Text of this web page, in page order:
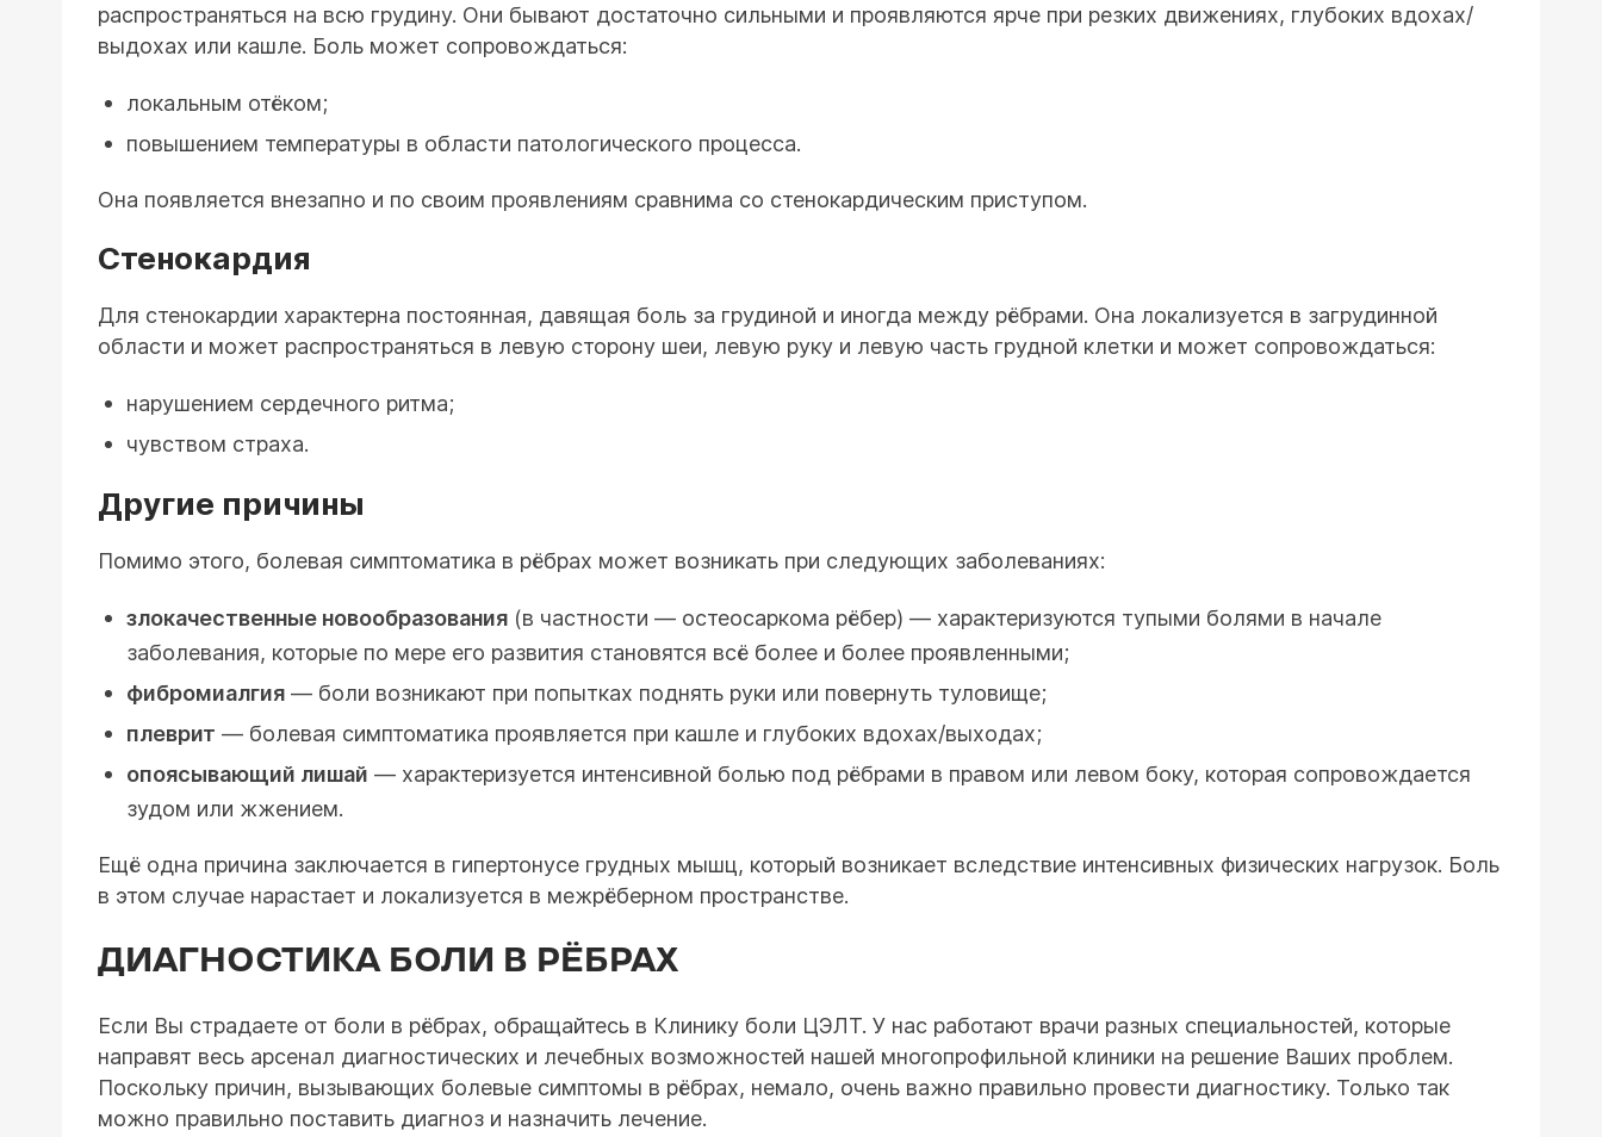
распространяться на всю грудину. Они бывают достаточно сильными и проявляются ярче при резких движениях, глубоких вдохах/
выдохах или кашле. Боль может сопровождаться:
локальным отёком;
повышением температуры в области патологического процесса.
Она появляется внезапно и по своим проявлениям сравнима со стенокардическим приступом.
Стенокардия
Для стенокардии характерна постоянная, давящая боль за грудиной и иногда между рёбрами. Она локализуется в загрудинной
области и может распространяться в левую сторону шеи, левую руку и левую часть грудной клетки и может сопровождаться:
нарушением сердечного ритма;
чувством страха.
Другие причины
Помимо этого, болевая симптоматика в рёбрах может возникать при следующих заболеваниях:
злокачественные новообразования (в частности — остеосаркома рёбер) — характеризуются тупыми болями в начале
заболевания, которые по мере его развития становятся всё более и более проявленными;
фибромиалгия — боли возникают при попытках поднять руки или повернуть туловище;
плеврит — болевая симптоматика проявляется при кашле и глубоких вдохах/выходах;
опоясывающий лишай — характеризуется интенсивной болью под рёбрами в правом или левом боку, которая сопровождается
зудом или жжением.
Ещё одна причина заключается в гипертонусе грудных мышц, который возникает вследствие интенсивных физических нагрузок. Боль
в этом случае нарастает и локализуется в межрёберном пространстве.
ДИАГНОСТИКА БОЛИ В РЁБРАХ
Если Вы страдаете от боли в рёбрах, обращайтесь в Клинику боли ЦЭЛТ. У нас работают врачи разных специальностей, которые
направят весь арсенал диагностических и лечебных возможностей нашей многопрофильной клиники на решение Ваших проблем.
Поскольку причин, вызывающих болевые симптомы в рёбрах, немало, очень важно правильно провести диагностику. Только так
можно правильно поставить диагноз и назначить лечение.